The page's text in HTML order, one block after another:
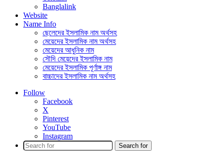
Banglalink
Website
Name Info
ছেলেদের ইসলামিক নাম অর্থসহ
মেয়েদের ইসলামিক নাম অর্থসহ
মেয়েদের আধুনিক নাম
সৌদি মেয়েদের ইসলামিক নাম
মেয়েদের ইসলামিক পূর্ণাঙ্গ নাম
বাচ্চাদের ইসলামিক নাম অর্থসহ
Follow
Facebook
X
Pinterest
YouTube
Instagram
Search for